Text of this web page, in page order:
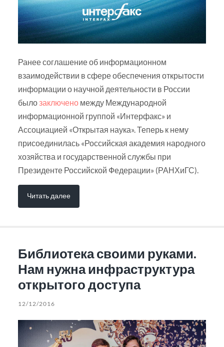
Ранее соглашение об информационном
взаимодействии в сфере обеспечения открытости
информации о научной деятельности в России
былозаключеномежду Международной
информационной группой «Интерфакс» и
Ассоциацией «Открытая наука». Теперь к нему
присоединилась «Российская академия народного
хозяйства и государственной службы при
Президенте Российской Федерации» (РАНХиГС).
Читать далее
Библиотека своими руками.
Нам нужна инфраструктура
открытого доступа
12/12/2016